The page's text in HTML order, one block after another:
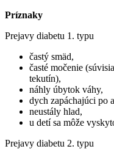
Príznaky
Prejavy diabetu 1. typu
častý smäd,
časté močenie
tekutín),
náhly úbytok váhy,
dych zapáchajúci po
neustály hlad,
u detí sa môže
Prejavy diabetu 2. typu